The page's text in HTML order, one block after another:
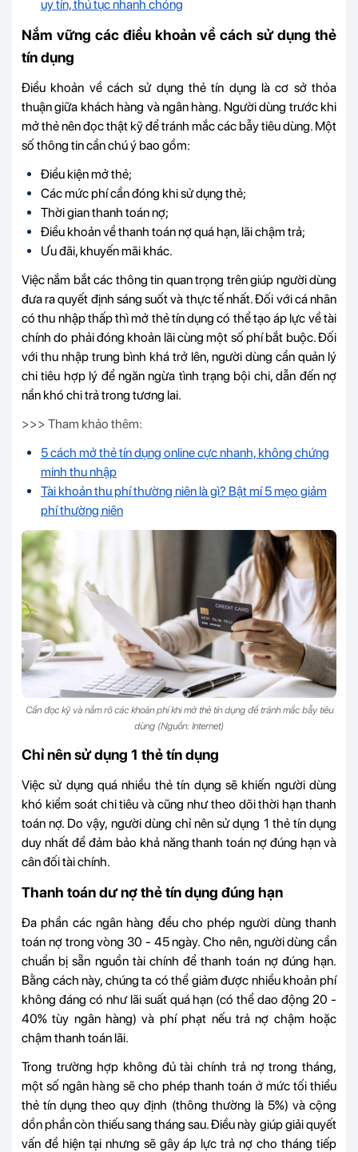
uy tín, thủ tục nhanh chóng
Nắm vững các điều khoản về cách sử dụng thẻ
tín dụng
Điều khoản về cách sử dụng thẻ tín dụng là cơ sở thỏa
thuận giữa khách hàng và ngân hàng. Người dùng trước khi
mở thẻ nên đọc thật kỹ để tránh mắc các bẫy tiêu dùng. Một
số thông tin cần chú ý bao gồm:
Điều kiện mở thẻ;
Các mức phí cần đóng khi sử dụng thẻ;
Thời gian thanh toán nợ;
Điều khoản về thanh toán nợ quá hạn, lãi chậm trả;
Ưu đãi, khuyến mãi khác.
Việc nắm bắt các thông tin quan trọng trên giúp người dùng
đưa ra quyết định sáng suốt và thực tế nhất. Đối với cá nhân
có thu nhập thấp thì mở thẻ tín dụng có thể tạo áp lực về tài
chính do phải đóng khoản lãi cùng một số phí bắt buộc. Đối
với thu nhập trung bình khá trở lên, người dùng cần quản lý
chi tiêu hợp lý để ngăn ngừa tình trạng bội chi, dẫn đến nợ
nần khó chi trả trong tương lai.
>>> Tham khảo thêm:
5 cách mở thẻ tín dụng online cực nhanh, không chứng
minh thu nhập
Tài khoản thu phí thường niên là gì? Bật mí 5 mẹo giảm
phí thường niên
Cần đọc kỹ và nắm rõ các khoản phí khi mở thẻ tín dụng để tránh mắc bẫy tiêu
dùng (Nguồn: Internet)
Chỉ nên sử dụng 1 thẻ tín dụng
Việc sử dụng quá nhiều thẻ tín dụng sẽ khiến người dùng
khó kiểm soát chi tiêu và cũng như theo dõi thời hạn thanh
toán nợ. Do vậy, người dùng chỉ nên sử dụng 1 thẻ tín dụng
duy nhất để đảm bảo khả năng thanh toán nợ đúng hạn và
cân đối tài chính.
Thanh toán dư nợ thẻ tín dụng đúng hạn
Đa phần các ngân hàng đều cho phép người dùng thanh
toán nợ trong vòng 30 - 45 ngày. Cho nên, người dùng cần
chuẩn bị sẵn nguồn tài chính để thanh toán nợ đúng hạn.
Bằng cách này, chúng ta có thể giảm được nhiều khoản phí
không đáng có như lãi suất quá hạn (có thể dao động 20 -
40% tùy ngân hàng) và phí phạt nếu trả nợ chậm hoặc
chậm thanh toán lãi.
Trong trường hợp không đủ tài chính trả nợ trong tháng,
một số ngân hàng sẽ cho phép thanh toán ở mức tối thiểu
thẻ tín dụng theo quy định (thông thường là 5%) và cộng
dồn phần còn thiếu sang tháng sau. Điều này giúp giải quyết
vấn đề hiện tại nhưng sẽ gây áp lực trả nợ cho tháng tiếp